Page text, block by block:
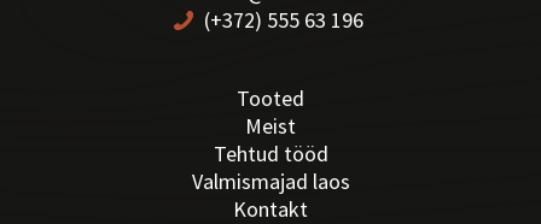
(+372) 555 63 196
Tooted
Meist
Tehtud tööd
Valmismajad laos
Kontakt